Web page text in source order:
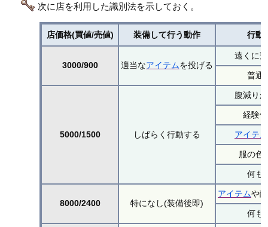
次に店を利用した識別法を示しておく。
店価格(買値/売値) 装備して行う動作 行動
3000/900 適当なアイテムを投げる
遠くに
普通
5000/1500 しばらく行動する
腹減り
経験
アイテム
服の色
何も
8000/2400 特になし(装備後即)
アイテムや
何も